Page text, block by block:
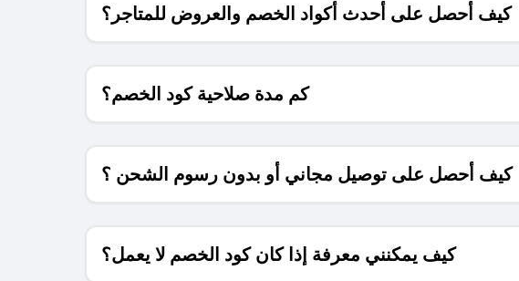
كيف أحصل على أحدث أكواد الخصم والعروض للمتاجر؟
كم مدة صلاحية كود الخصم؟
كيف أحصل على توصيل مجاني أو بدون رسوم الشحن ؟
كيف يمكنني معرفة إذا كان كود الخصم لا يعمل؟